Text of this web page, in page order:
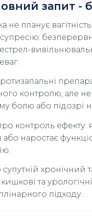
запит -
не планує
контролю, але
болю або підозрі
контроль ефекту:
наростає
хронічний
кишкові та
підходу.